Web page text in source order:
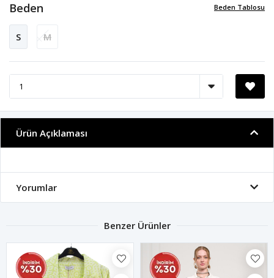
Beden Tablosu
Beden
S M
Ürün Açıklaması
Yorumlar
Benzer Ürünler